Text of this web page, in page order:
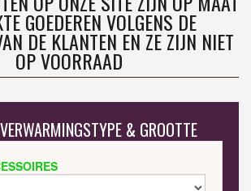
GOEDEREN VOLGENS DE
DE KLANTEN EN ZE ZIJN NIET
OP VOORRAAD
& GROOTTE